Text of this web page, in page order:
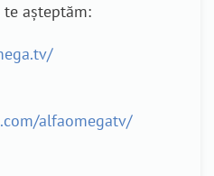
așteptăm:
alfaomegatv/